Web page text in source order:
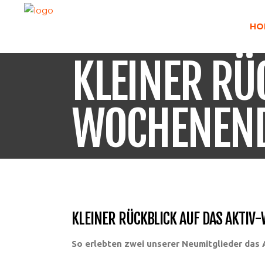
KLEINER
KLEINER RÜCKBLICK AUF DAS AKTIV-
So erlebten zwei unserer Neumitglieder das